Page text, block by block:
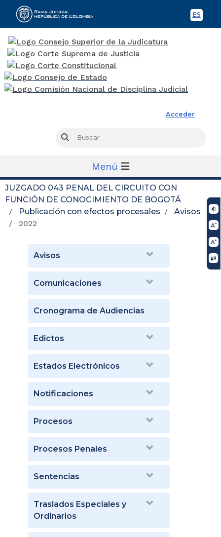
ES
Acceder
Buscar
Menú
JUZGADO 043 PENAL DEL CIRCUITO CON
FUNCIÓN DE CONOCIMIENTO DE BOGOTÁ
Publicación con efectos procesales
Avisos
2022
Avisos
Comunicaciones
Cronograma de Audiencias
Edictos
Estados Electrónicos
Notificaciones
Procesos
Procesos Penales
Sentencias
Traslados Especiales y
Ordinarios